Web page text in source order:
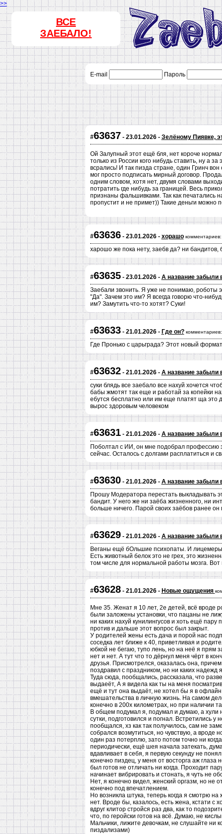
>>
ВСЕ
ЗАЕБАЛО!
E-mail Пароль
#63637 - 23.01.2026 - Зелёному Пиявке,
Ой Залупный этот ещё бля, нет короче
только из России кого нибудь ставить, ну а
всрались! И так пизда стране, один Гринч
мог просто подписать мирный договор.
одним словом, хотя нет, двумя словами
потратить где нибудь за границей. Весь
признаны фальшивками. Так как печатались
пропустит и не примет)) Такие деньги можно
#63636- 23.01.2026 - хорашо комментариев:
харошо же пока нету, заебв да? ни бандитов,
#63635- 23.01.2026 - А название забыли
Заебали звонить. Я уже не понимаю, роботы
"Да". Зачем это им? Я всегда говорю что-
им? Замутить что-то хотят? Суки!
#63633- 21.01.2026 - Где он? комментариев:
Где Пронько с царьграда? Этот новый
#63632- 21.01.2026 - А название забыли
суки блядь все заебало все нахуй хочется
бабы жмотят так еще и работай за копейки
ебутся бесплатно или им еще платят ща
вырос здоровым человеком
#63631- 21.01.2026 - А название забыли
Поболтал с ИИ, он мне подобрал профессию
сейчас. Осталось с долгами расплатиться и
#63630- 21.01.2026 - А название забыли
Прошу Модератора перестать выкладывать
бандит. У него же ни заёба жизненного, ни
больше ничего. Парой своих заёбов ранее он
#63629- 21.01.2026 - А название забыли
Веганы ещё бОльшие психопаты. И
Есть животный белок это не грех, это
том числе для нормальной работы мозга. Вот
#63628- 21.01.2026 - Новые ощущения
Мне 35. Женат я 10 лет, 2е детей, всё вроде
были заложены установки, что пацаны не
ни каких нахуй кунилингусов и хоть ещё
против и дальше этот вопрос был закрыт.
У родителей жены есть дача и порой нас
соседка лет ближе к 40, приветливая и
юбкой не бегаю, тупо лень, но на неё я прям
нет и нет. А тут что то дёрнул меня чёрт в
друзья. Присмотрелся, оказалась она,
поздравил с праздником, но ни каких
Туда сюда, пообщались, рассказала, что
выдаеёт, А я видела как ты на меня
ещё и тут она выдаёт, не хотел бы я в
вмешательства в личную жизнь. На самом
конечно в 200х километрах, но при наличии
В общем подумал я, подумал и думаю, а хули
сутки, подготовился и погнал. Встретились
пообщался, хз как так получилось, сам не
собрался возмутиться, но чувствую, а вроде
один раз потерплю, зато потом точно ни
периодически, ещё шея начала затекать,
вдавливает в себя, я первую секунду не
конечно пиздец, у меня от восторга аж
был готов не отличать ни когда. Проходит
начинает вибрировать и стонать, я чуть не
Нет, я конечно видел, женский оргазм, но не
конечно под впечатлением.
Но возникла штука, теперь когда я смотрю
нет. Вроде бы, казалось, есть жена, кстати с
вдруг клитор стройся раз два, как то
что, по геройски готов на всё. Думаю, не
Мальчики, лижите девочкам, не слушайте ни
пиздализами)